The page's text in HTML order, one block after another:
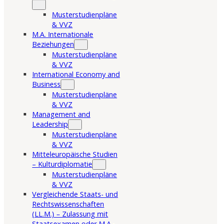
Musterstudienpläne
& VVZ
M.A. Internationale
Beziehungen
Musterstudienpläne
& VVZ
International Economy and
Business
Musterstudienpläne
& VVZ
Management and
Leadership
Musterstudienpläne
& VVZ
Mitteleuropäische Studien
– Kulturdiplomatie
Musterstudienpläne
& VVZ
Vergleichende Staats- und
Rechtswissenschaften
(LL.M.) – Zulassung mit